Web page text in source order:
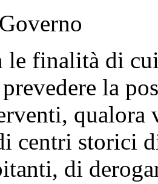
le finalità di
prevedere la
qualora
centri storici
di